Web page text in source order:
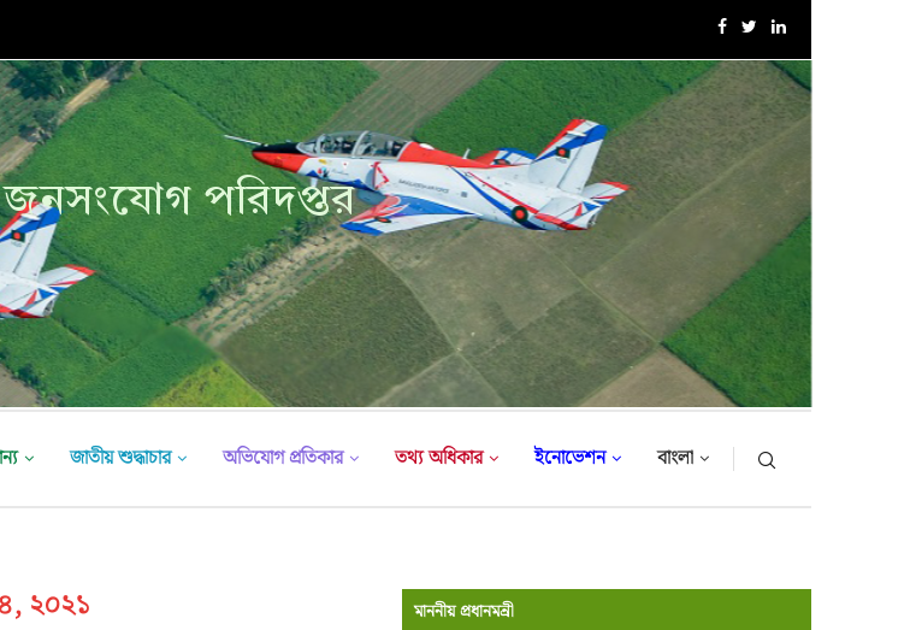
এক্সারসাইজ টাইগার লাইটনিং-২০২৬ এর উদ্বোধনী অনুষ্ঠান
জনসংযোগ পরিদপ্তর
জাতীয় শুদ্ধাচার অভিযোগ প্রতিকার তথ্য অধিকার ইনোভেশন বাংলা
২০২১ মাননীয় প্রধানমন্রী